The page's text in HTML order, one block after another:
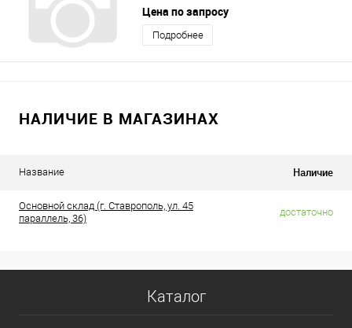
Цена по запросу
Подробнее
НАЛИЧИЕ В МАГАЗИНАХ
Название Наличие
Основной склад (г. Ставрополь, ул. 45
параллель, 36)
достаточно
Каталог